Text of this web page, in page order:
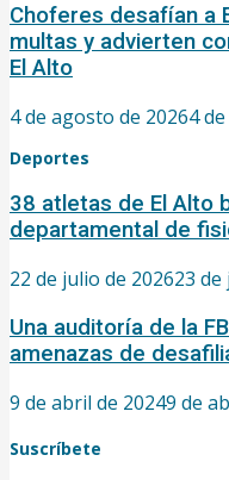
Choferes desafían a
multas y advierten
El Alto
4 de agosto de 20264
Deportes
38 atletas de El Alto
departamental de
22 de julio de 202623 de
Una auditoría de la
amenazas de
9 de abril de 20249 de
Suscríbete